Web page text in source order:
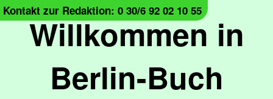
Willkommen in
Berlin-Buch
Kontakt zur Redaktion: 0 30/6 92 02 10 55